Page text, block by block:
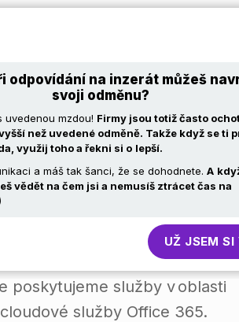
která se zaměřuje na
a implementaci MS
Business Central (dříve
poskytujeme služby v oblasti
služby Office 365.
odpovídání na inzerát můžeš
svoji odměnu?
uvedenou mzdou! Firmy jsou totiž často
než uvedené odměně. Takže když se ti
využij toho a řekni si o lepší.
a máš tak šanci, že se dohodnete. A
vědět na čem jsi a nemusíš ztrácet čas na
UŽ JSEM SI